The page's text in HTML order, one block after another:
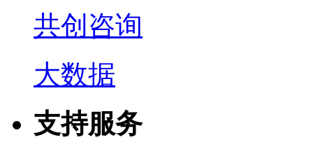
共创咨询
大数据
支持服务